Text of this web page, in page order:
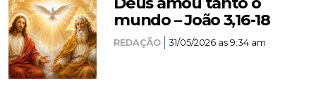
mundo – João 3,16-18
REDAÇÃO 31/05/2026 as 9:34 am